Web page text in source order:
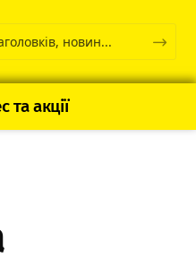
та акції